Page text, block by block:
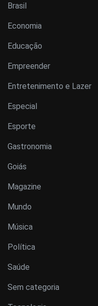
Brasil
Economia
Educação
Empreender
Entretenimento e Lazer
Especial
Esporte
Gastronomia
Goiás
Magazine
Mundo
Música
Política
Saúde
Sem categoria